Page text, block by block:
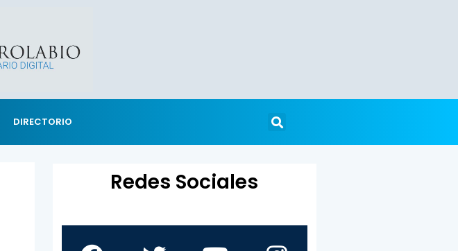
DIRECTORIO
Redes Sociales